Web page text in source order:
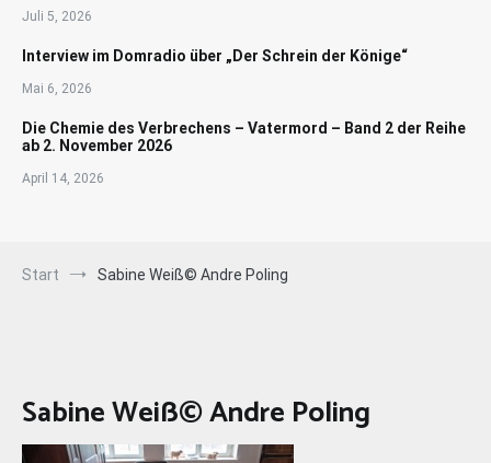
Juli 5, 2026
Interview im Domradio über „Der Schrein der Könige“
Mai 6, 2026
Die Chemie des Verbrechens – Vatermord – Band 2 der Reihe
ab 2. November 2026
April 14, 2026
Start Sabine Weiß© Andre Poling
Sabine Weiß© Andre Poling